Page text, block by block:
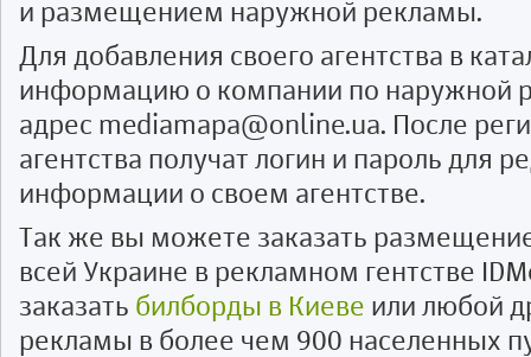
и размещением наружной рекламы.
Для добавления своего агентства в
информацию о компании по наружной
адрес mediamapa@online.ua. После
агентства получат логин и пароль для
информации о своем агентстве.
Так же вы можете заказать
всей Украине в рекламном гентстве
заказать билборды в Киеве или любой
рекламы в более чем 900 населенных